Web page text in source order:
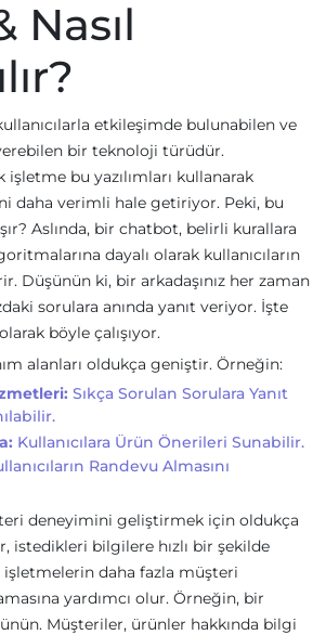
Nasıl
etkileşimde bulunabilen ve
bir teknoloji türüdür.
bu yazılımları kullanarak
daha verimli hale getiriyor. Peki, bu
Aslında, bir chatbot, belirli kurallara
dayalı olarak kullanıcıların
Düşünün ki, bir arkadaşınız her zaman
sorulara anında yanıt veriyor. İşte
böyle çalışıyor.
alanları oldukça geniştir. Örneğin:
Sıkça Sorulan Sorulara Yanıt
Kullanıcılara Ürün Önerileri Sunabilir.
Randevu Almasını
deneyimini geliştirmek için oldukça
istedikleri bilgilere hızlı bir şekilde
işletmelerin daha fazla müşteri
yardımcı olur. Örneğin, bir
Müşteriler, ürünler hakkında bilgi